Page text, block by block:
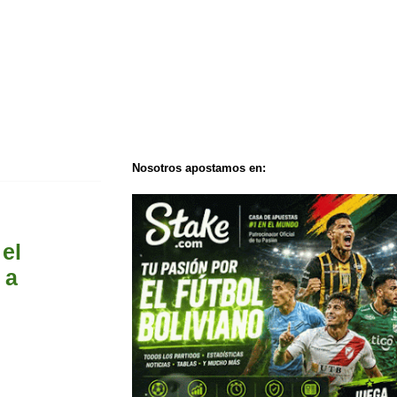
a
Nosotros apostamos en: